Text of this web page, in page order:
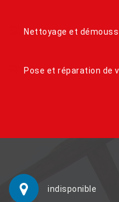
Nettoyage et
Pose et réparation de
indisponible